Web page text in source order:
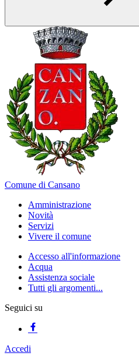
Comune di Cansano
Amministrazione
Novità
Servizi
Vivere il comune
Accesso all'informazione
Acqua
Assistenza sociale
Tutti gli argomenti...
Seguici su
Accedi